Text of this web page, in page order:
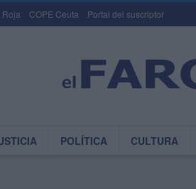
Roja COPE Ceuta Portal del suscriptor
POLÍTICA CULTURA